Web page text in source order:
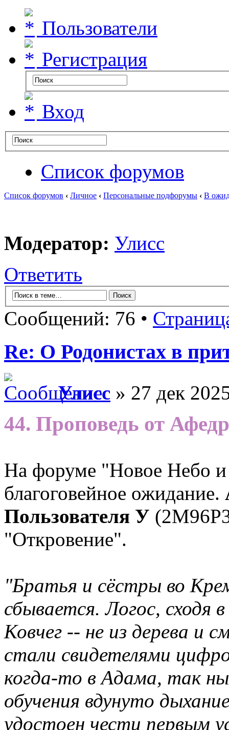
Пользователи
Регистрация
Вход
Список форумов
Список форумов ‹ Личное ‹ Персональные подфорумы ‹ В
Модератор: Улисс
Ответить
Сообщений: 76 •
Re: О Родонистах в
Улисс » 27 дек
44. Проповедь от
На форуме "Новое Небо и
благоговейное ожидание.
Пользователя У
"Откровение".
"Братья и сёстры во
сбывается. Логос, сходя
Ковчег -- не из дерева и
стали свидетелями
когда-то в Адама, так
обучения вдунуто
удостоен чести первым